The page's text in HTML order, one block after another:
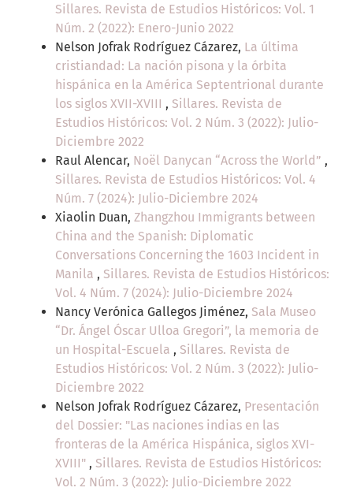
Sillares. Revista de Estudios Históricos: Vol. 1
Núm. 2 (2022): Enero-Junio 2022
Nelson Jofrak Rodríguez Cázarez, La última
cristiandad: La nación pisona y la órbita
hispánica en la América Septentrional durante
los siglos XVII-XVIII , Sillares. Revista de
Estudios Históricos: Vol. 2 Núm. 3 (2022): Julio-
Diciembre 2022
Raul Alencar, Noël Danycan “Across the World” ,
Sillares. Revista de Estudios Históricos: Vol. 4
Núm. 7 (2024): Julio-Diciembre 2024
Xiaolin Duan, Zhangzhou Immigrants between
China and the Spanish: Diplomatic
Conversations Concerning the 1603 Incident in
Manila , Sillares. Revista de Estudios Históricos:
Vol. 4 Núm. 7 (2024): Julio-Diciembre 2024
Nancy Verónica Gallegos Jiménez, Sala Museo
“Dr. Ángel Óscar Ulloa Gregori”, la memoria de
un Hospital-Escuela , Sillares. Revista de
Estudios Históricos: Vol. 2 Núm. 3 (2022): Julio-
Diciembre 2022
Nelson Jofrak Rodríguez Cázarez, Presentación
del Dossier: "Las naciones indias en las
fronteras de la América Hispánica, siglos XVI-
XVIII" , Sillares. Revista de Estudios Históricos:
Vol. 2 Núm. 3 (2022): Julio-Diciembre 2022